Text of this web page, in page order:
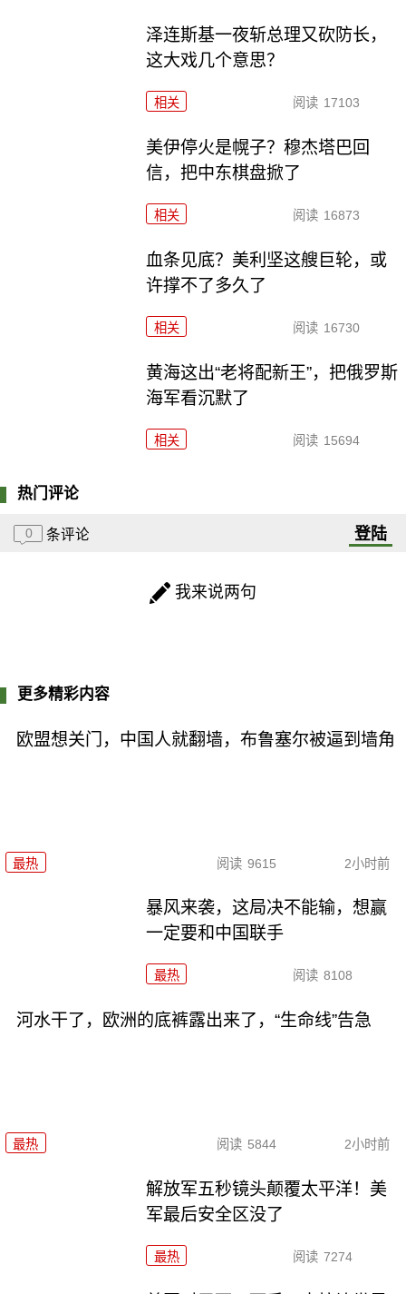
泽连斯基一夜斩总理又砍防长，
这大戏几个意思？
相关 阅读 17103
美伊停火是幌子？穆杰塔巴回
信，把中东棋盘掀了
相关 阅读 16873
血条见底？美利坚这艘巨轮，或
许撑不了多久了
相关 阅读 16730
黄海这出“老将配新王”，把俄罗斯
海军看沉默了
相关 阅读 15694
热门评论
0 条评论 登陆
我来说两句
更多精彩内容
欧盟想关门，中国人就翻墙，布鲁塞尔被逼到墙角
最热 阅读 9615 2小时前
暴风来袭，这局决不能输，想赢
一定要和中国联手
最热 阅读 8108
河水干了，欧洲的底裤露出来了，“生命线”告急
最热 阅读 5844 2小时前
解放军五秒镜头颠覆太平洋！美
军最后安全区没了
最热 阅读 7274